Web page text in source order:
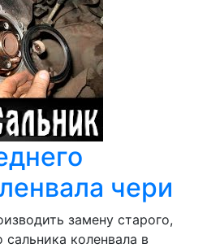
чери
замену старого,
сальника коленвала в